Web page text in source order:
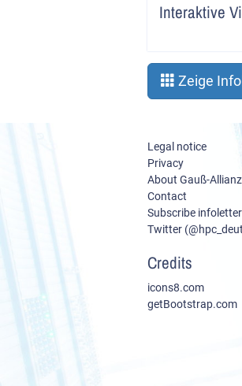
Interaktive
Zeige
Legal notice
Privacy
About Gauß-Allianz
Contact
Subscribe infoletter
Twitter
Credits
icons8.com
getBootstrap.com